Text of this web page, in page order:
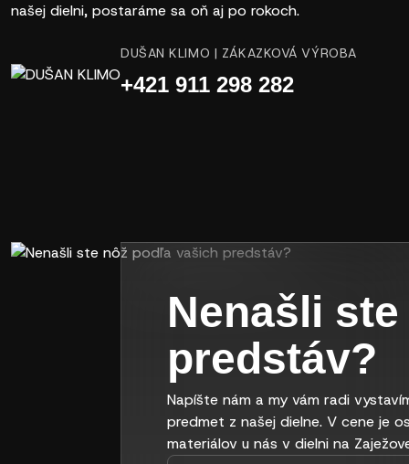
našej dielni, postaráme sa oň aj po rokoch.
DUŠAN KLIMO | ZÁKAZKOVÁ VÝROBA
+421 911 298 282
Nenašli
predstáv?
Napíšte nám a my vám radi
predmet z našej dielne. V cene je
materiálov u nás v dielni na